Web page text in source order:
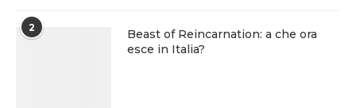
2
Beast of Reincarnation: a che ora
esce in Italia?